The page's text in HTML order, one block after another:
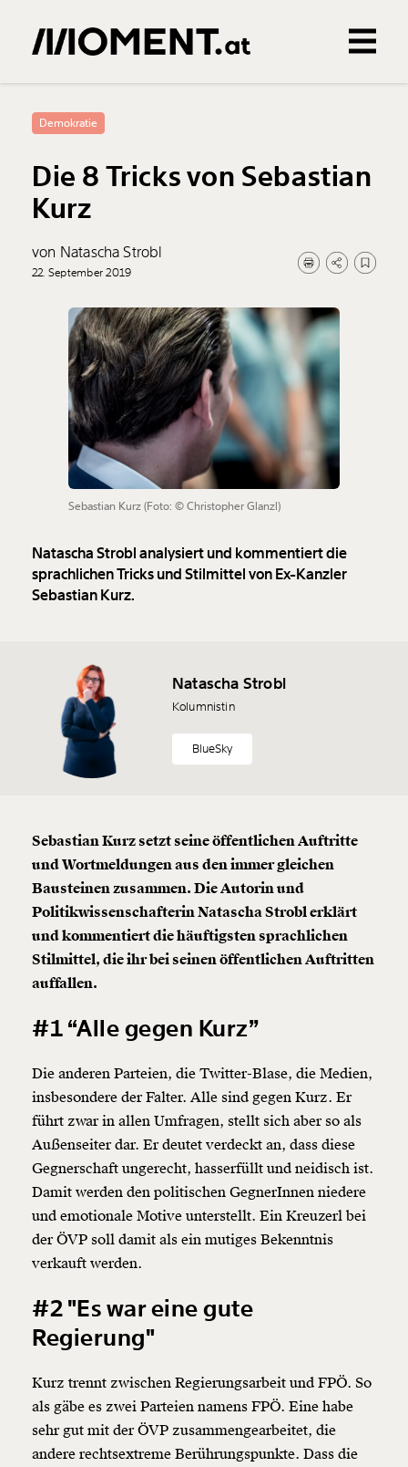
0Treffer
Demokratie
Die 8 Tricks von Sebastian
Kurz
von Natascha Strobl
22. September 2019
Sebastian Kurz (Foto: © Christopher Glanzl)
Natascha Strobl analysiert und kommentiert die
sprachlichen Tricks und Stilmittel von Ex-Kanzler
Sebastian Kurz.
Natascha Strobl
Kolumnistin
BlueSky
Sebastian Kurz setzt seine öffentlichen Auftritte
und Wortmeldungen aus den immer gleichen
Bausteinen zusammen. Die Autorin und
Politikwissenschafterin Natascha Strobl erklärt
und kommentiert die häuftigsten sprachlichen
Stilmittel, die ihr bei seinen öffentlichen Auftritten
auffallen.
#1 “Alle gegen Kurz”
Die anderen Parteien, die Twitter-Blase, die Medien,
insbesondere der Falter. Alle sind gegen Kurz. Er
führt zwar in allen Umfragen, stellt sich aber so als
Außenseiter dar. Er deutet verdeckt an, dass diese
Gegnerschaft ungerecht, hasserfüllt und neidisch ist.
Damit werden den politischen GegnerInnen niedere
und emotionale Motive unterstellt. Ein Kreuzerl bei
der ÖVP soll damit als ein mutiges Bekenntnis
verkauft werden.
#2 "Es war eine gute
Regierung"
Kurz trennt zwischen Regierungsarbeit und FPÖ. So
als gäbe es zwei Parteien namens FPÖ. Eine habe
sehr gut mit der ÖVP zusammengearbeitet, die
andere rechtsextreme Berührungspunkte. Dass die